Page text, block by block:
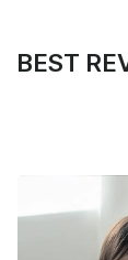
BEST